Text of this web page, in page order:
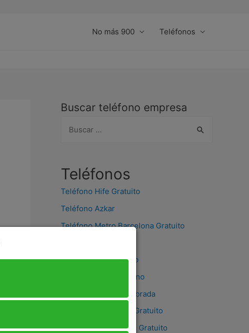
No más 900 Teléfonos
Buscar teléfono empresa
c
Teléfonos
Teléfono Hife Gratuito
Teléfono Azkar
Teléfono Metro Barcelona Gratuito
Taxi Aljarafe Teléfono
Taxi Estepona Teléfono
Teléfono Taxi Fuenlabrada
Teléfono Taxi Javea Gratuito
Teléfono De Interbus Gratuito